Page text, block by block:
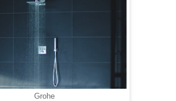
Grohe